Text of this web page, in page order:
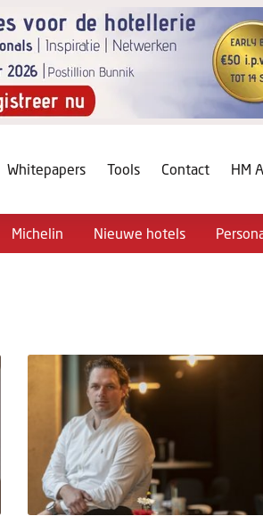
Whitepapers Tools Contact HM
Michelin Nieuwe hotels